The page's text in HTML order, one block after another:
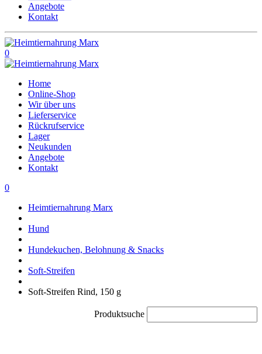
Angebote
Kontakt
0
Home
Online-Shop
Wir über uns
Lieferservice
Rückrufservice
Lager
Neukunden
Angebote
Kontakt
0
Heimtiernahrung Marx
Hund
Hundekuchen, Belohnung & Snacks
Soft-Streifen
Soft-Streifen Rind, 150 g
Produktsuche